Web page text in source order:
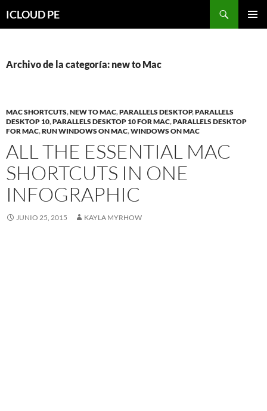
hacia
ICLOUD PE
Archivo de la categoría: new to Mac
MAC SHORTCUTS,NEW TO MAC,PARALLELS DESKTOP,PARALLELS
DESKTOP 10,PARALLELS DESKTOP 10 FOR MAC,PARALLELS DESKTOP
FOR MAC,RUN WINDOWS ON MAC,WINDOWS ON MAC
ALL THE ESSENTIAL MAC
SHORTCUTS IN ONE
INFOGRAPHIC
JUNIO 25, 2015 KAYLA MYRHOW